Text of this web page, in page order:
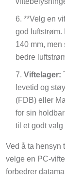
**Velg en
god luftstrøm.
140 mm,
bedre
Viftelager:
levetid og
(FDB) eller
for sin
til et godt
Ved å ta hensyn
velge en PC-
forbedrer